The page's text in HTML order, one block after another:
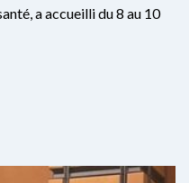
a accueilli du 8 au 10